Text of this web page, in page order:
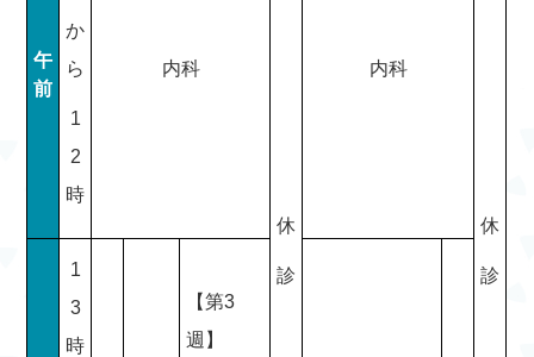
午
前
か
ら
1
2
時
内科
休
診
内科
休
診
1
3
時
【第3
週】